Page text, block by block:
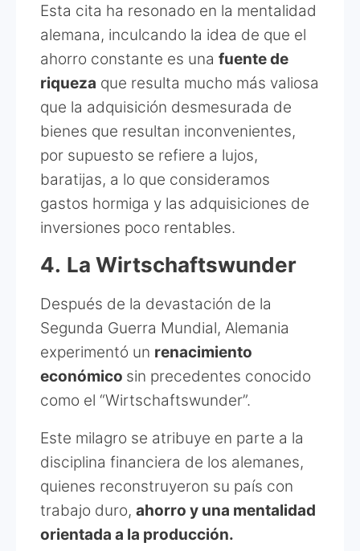
Esta cita ha resonado en la mentalidad
alemana, inculcando la idea de que el
ahorro constante es una fuente de
riqueza que resulta mucho más valiosa
que la adquisición desmesurada de
bienes que resultan inconvenientes,
por supuesto se refiere a lujos,
baratijas, a lo que consideramos
gastos hormiga y las adquisiciones de
inversiones poco rentables.
4. La Wirtschaftswunder
Después de la devastación de la
Segunda Guerra Mundial, Alemania
experimentó un renacimiento
económico sin precedentes conocido
como el “Wirtschaftswunder”.
Este milagro se atribuye en parte a la
disciplina financiera de los alemanes,
quienes reconstruyeron su país con
trabajo duro, ahorro y una mentalidad
orientada a la producción.